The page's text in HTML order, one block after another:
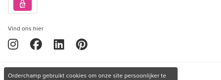
Vind ons hier
Auteursrecht © 2026 Orderchamp
Orderchamp gebruikt cookies om onze site persoonlijker te